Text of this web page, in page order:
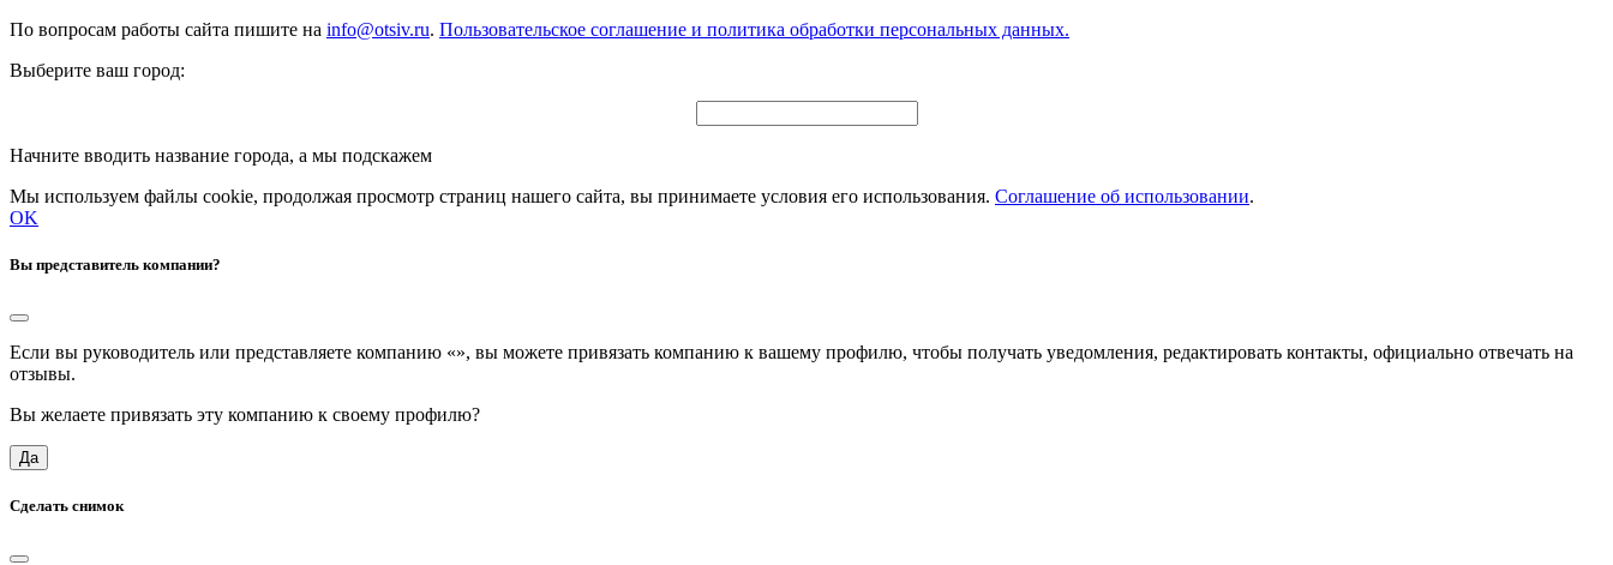
По вопросам работы сайта пишите на info@otsiv.ru. Пользовательское соглашение и политика обработки персональных данных.
Выберите ваш город:
Начните вводить название города, а мы подскажем
Мы используем файлы cookie, продолжая просмотр страниц нашего сайта, вы принимаете условия его использования. Соглашение об использовании.
OK
Вы представитель компании?
Если вы руководитель или представляете компанию «», вы можете привязать компанию к вашему профилю, чтобы получать уведомления, редактировать контакты, официально отвечать на
отзывы.
Вы желаете привязать эту компанию к своему профилю?
Да
Сделать снимок